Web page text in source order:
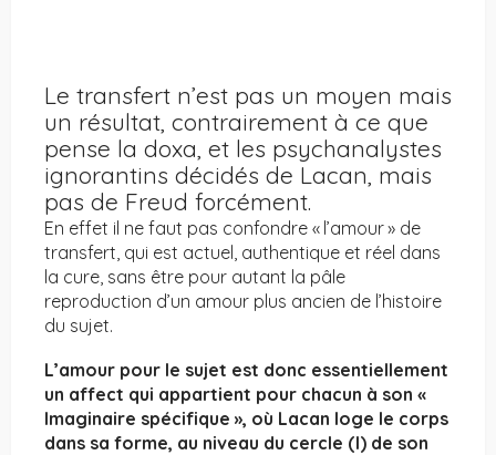
Le transfert n’est pas un moyen mais
un résultat, contrairement à ce que
pense la doxa, et les psychanalystes
ignorantins décidés de Lacan, mais
pas de Freud forcément.
En effet il ne faut pas confondre « l’amour » de
transfert, qui est actuel, authentique et réel dans
la cure, sans être pour autant la pâle
reproduction d’un amour plus ancien de l’histoire
du sujet.
L’amour pour le sujet est donc essentiellement
un affect qui appartient pour chacun à son «
Imaginaire spécifique », où Lacan loge le corps
dans sa forme, au niveau du cercle (I) de son